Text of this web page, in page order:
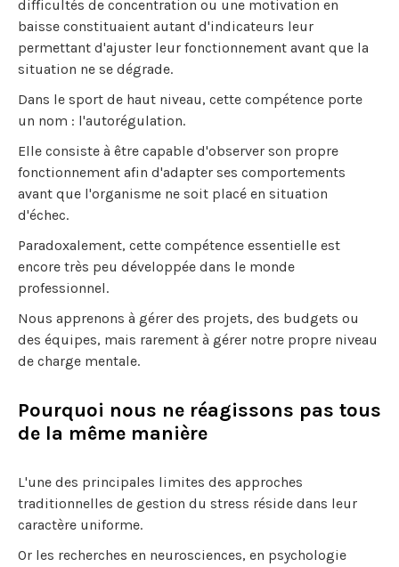
difficultés de concentration ou une motivation en
baisse constituaient autant d'indicateurs leur
permettant d'ajuster leur fonctionnement avant que la
situation ne se dégrade.
Dans le sport de haut niveau, cette compétence porte
un nom : l'autorégulation.
Elle consiste à être capable d'observer son propre
fonctionnement afin d'adapter ses comportements
avant que l'organisme ne soit placé en situation
d'échec.
Paradoxalement, cette compétence essentielle est
encore très peu développée dans le monde
professionnel.
Nous apprenons à gérer des projets, des budgets ou
des équipes, mais rarement à gérer notre propre niveau
de charge mentale.
Pourquoi nous ne réagissons pas tous
de la même manière
L'une des principales limites des approches
traditionnelles de gestion du stress réside dans leur
caractère uniforme.
Or les recherches en neurosciences, en psychologie